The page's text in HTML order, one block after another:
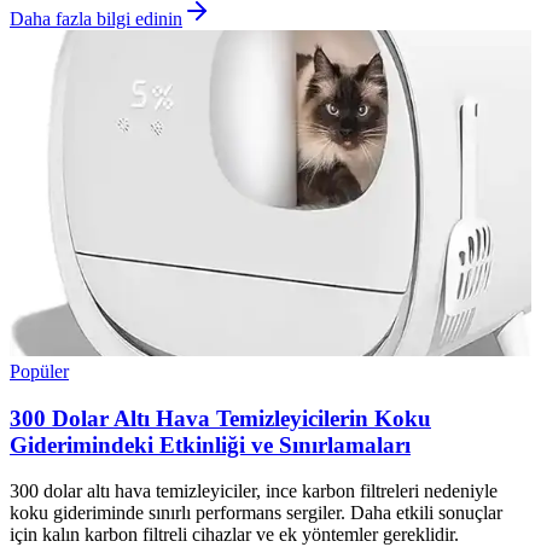
Daha fazla bilgi edinin
Popüler
300 Dolar Altı Hava Temizleyicilerin Koku
Giderimindeki Etkinliği ve Sınırlamaları
300 dolar altı hava temizleyiciler, ince karbon filtreleri nedeniyle
koku gideriminde sınırlı performans sergiler. Daha etkili sonuçlar
için kalın karbon filtreli cihazlar ve ek yöntemler gereklidir.